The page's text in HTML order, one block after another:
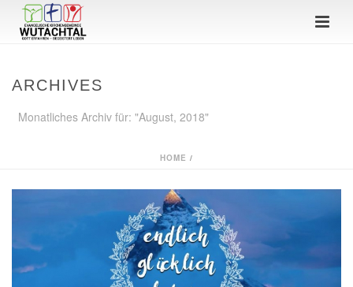
ARCHIVES
Monatliches Archiv für: "August, 2018"
HOME /